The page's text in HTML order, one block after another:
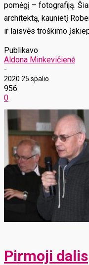
pomėgį – fotografiją.
architektą, kaunietį
ir laisvės troškimo
Publikavo
Aldona Minkevičienė
-
2020 25 spalio
956
0
Pirmoji dalis